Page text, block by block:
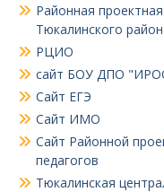
Районная
Тюкалинского
РЦИО
сайт БОУ ДПО
Сайт ЕГЭ
Сайт ИМО
Сайт Районной
педагогов
Тюкалинская